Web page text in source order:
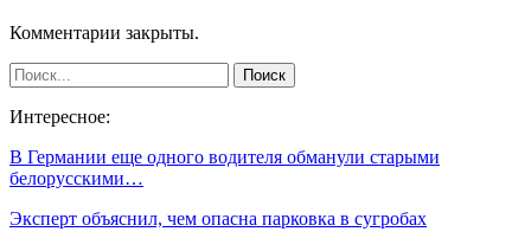
Комментарии закрыты.
Интересное:
В Германии еще одного водителя обманули старыми
белорусскими…
Эксперт объяснил, чем опасна парковка в сугробах